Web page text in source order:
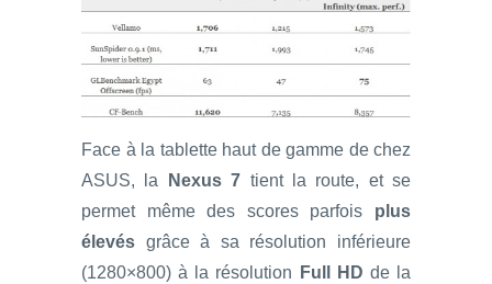
Face à la tablette haut de gamme de chez
ASUS, la
Nexus 7 tient la route, et se
permet même des scores parfois plus
élevés grâce à sa résolution inférieure
(1280×800) à la résolution
Full HD de la